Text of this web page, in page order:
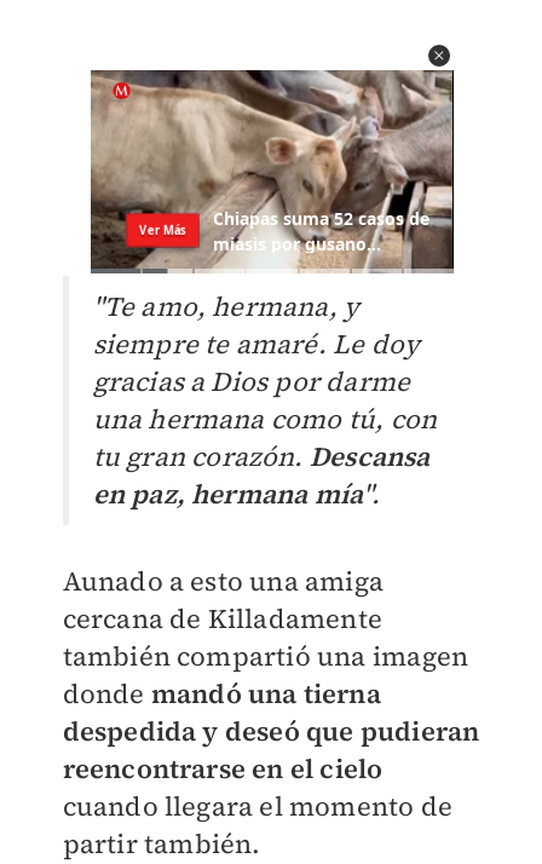
"Te amo, hermana, y
siempre te amaré. Le doy
gracias a Dios por darme
una hermana como tú, con
tu gran corazón. Descansa
en paz, hermana mía".
Aunado a esto una amiga
cercana de Killadamente
también compartió una imagen
donde mandó una tierna
despedida y deseó que pudieran
reencontrarse en el cielo
cuando llegara el momento de
partir también.